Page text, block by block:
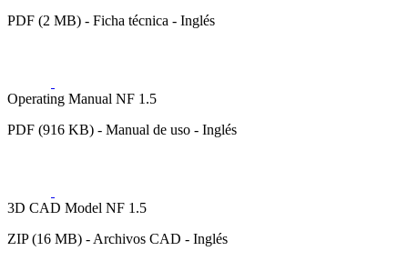
PDF (2 MB) - Ficha técnica - Inglés
Operating Manual NF 1.5
PDF (916 KB) - Manual de uso - Inglés
3D CAD Model NF 1.5
ZIP (16 MB) - Archivos CAD - Inglés